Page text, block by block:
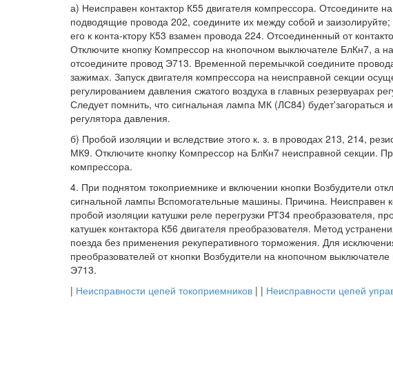
а) Неисправен контактор К55 двигателя компрессора. Отсоедините
подводящие провода 202, соедините их между собой и
его к конта-ктору К53 взамен провода 224. Отсоединенный от
Отключите кнопку Компрессор на кнопочном выключателе БлКн7, а
отсоедините провод Э713. Временной перемычкой соедините
зажимах. Запуск двигателя компрессора на неисправной секции
регулированием давления сжатого воздуха в главных резервуарах
Следует помнить, что сигнальная лампа МК (ЛС84) будет'загораться
регулятора давления.
б) Пробой изоляции и вследствие этого к. з. в проводах 213, 214,
МК9. Отключите кнопку Компрессор на БлКн7 неисправной секции.
компрессора.
4. При поднятом токоприемнике и включении кнопки Возбудители
сигнальной лампы Вспомогательные машины. Причина. Неисправен
пробой изоляции катушки реле перегрузки РТ34 преобразователя,
катушек контактора К56 двигателя преобразователя. Метод
поезда без применения рекуперативного торможения. Для
преобразователей от кнопки Возбудители на кнопочном
Э713.
| Неисправности цепей токоприемников | | Неисправности цепей